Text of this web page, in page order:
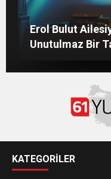
Gülben Ergen’den Kıbrıs’ta Yapay Zekâ
Çıkışı
Erol Bulut
Unutulmaz Bir
İZMİRLİ
KATEGORİLER